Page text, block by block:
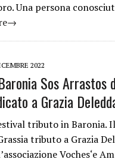
Una persona
2022
Sos Arrastos
a Grazia
tributo in Baronia.
tributo a Grazia
Voches‘e